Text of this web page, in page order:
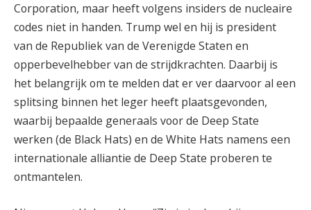
Corporation, maar heeft volgens insiders de nucleaire
codes niet in handen. Trump wel en hij is president
van de Republiek van de Verenigde Staten en
opperbevelhebber van de strijdkrachten. Daarbij is
het belangrijk om te melden dat er ver daarvoor al een
splitsing binnen het leger heeft plaatsgevonden,
waarbij bepaalde generaals voor de Deep State
werken (de Black Hats) en de White Hats namens een
internationale alliantie de Deep State proberen te
ontmantelen.